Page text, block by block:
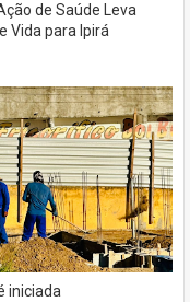
de Saúde Leva
Vida para Ipirá
iniciada